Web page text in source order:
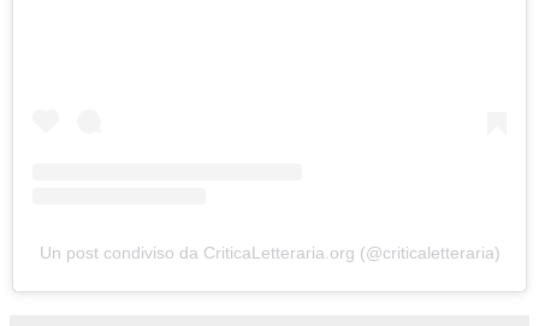
Un post condiviso da CriticaLetteraria.org (@criticaletteraria)